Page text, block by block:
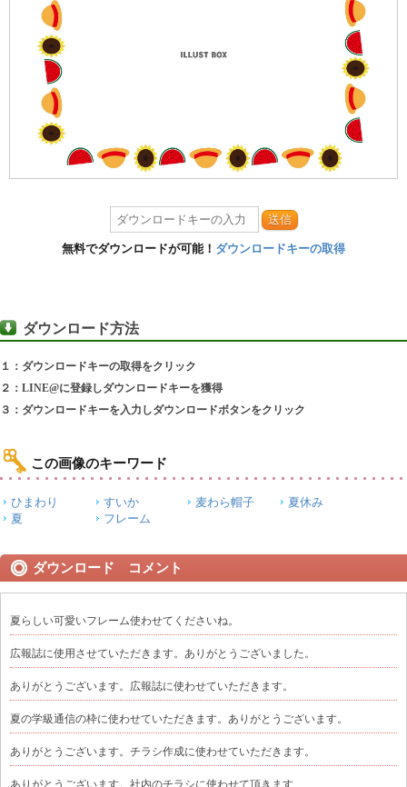
送信
無料でダウンロードが可能！ ダウンロードキーの取得
ダウンロード方法
１：ダウンロードキーの取得をクリック
２：LINE@に登録しダウンロードキーを獲得
３：ダウンロードキーを入力しダウンロードボタンをクリック
この画像のキーワード
ひまわり すいか 麦わら帽子
夏休み
夏
フレーム
ダウンロード コメント
夏らしい可愛いフレーム使わせてくださいね。
広報誌に使用させていただきます。ありがとうございました。
ありがとうございます。広報誌に使わせていただきます。
夏の学級通信の枠に使わせていただきます。ありがとうございます。
ありがとうございます。チラシ作成に使わせていただきます。
ありがとうございます。社内のチラシに使わせて頂きます